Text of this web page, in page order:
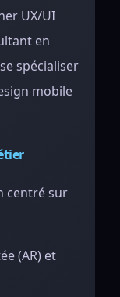
UX/UI
en
spécialiser
mobile
centré sur
(AR) et